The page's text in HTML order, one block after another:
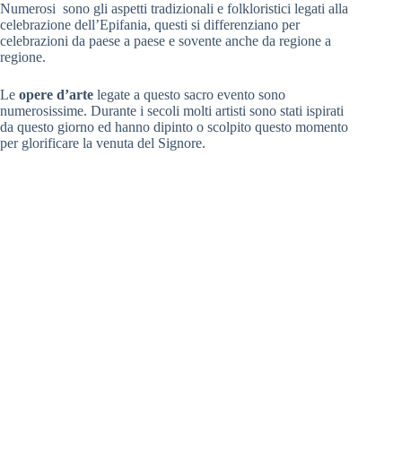
Numerosi sono gli aspetti tradizionali e folkloristici legati alla
celebrazione dell’Epifania, questi si differenziano per
celebrazioni da paese a paese e sovente anche da regione a
regione.
Le opere d’arte legate a questo sacro evento sono
numerosissime. Durante i secoli molti artisti sono stati ispirati
da questo giorno ed hanno dipinto o scolpito questo momento
per glorificare la venuta del Signore.